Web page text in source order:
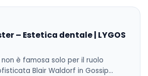
– Estetica dentale | LYGOS
è famosa solo per il ruolo
Blair Waldorf in Gossip…